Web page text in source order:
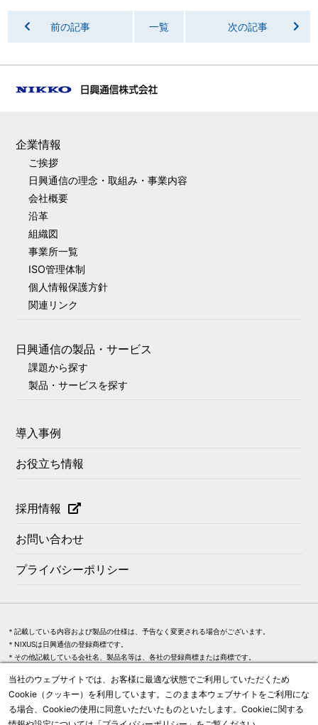
前の記事 一覧 次の記事
企業情報
ご挨拶
日興通信の理念・取組み・事業内容
会社概要
沿革
組織図
事業所一覧
ISO管理体制
個人情報保護方針
関連リンク
日興通信の製品・サービス
課題から探す
製品・サービスを探す
導入事例
お役立ち情報
採用情報
お問い合わせ
プライバシーポリシー
＊記載している内容および製品の仕様は、予告なく変更される場合がございます。
＊NIXUSは日興通信の登録商標です。
＊その他記載している会社名、製品名等は、各社の登録商標または商標です。
当社のウェブサイトでは、お客様に最適な状態でご利用していただくため
Cookie（クッキー）を利用しています。このまま本ウェブサイトをご利用にな
る場合、Cookieの使用に同意いただいたものといたします。Cookieに関する